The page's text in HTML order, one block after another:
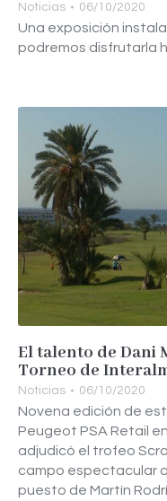
Noticias 06/10/2020
Una exposición
podremos disfrutarla
El talento de Dani
Torneo de
Noticias 06/10/2020
Novena edición de
Peugeot PSA Retail
adjudicó el trofeo
campo espectacular
puesto de Martín